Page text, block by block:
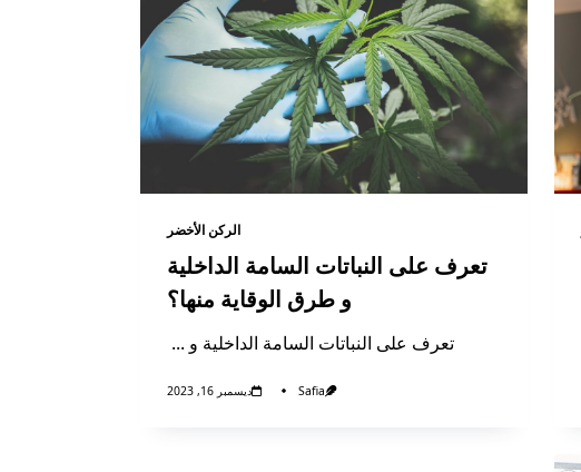
الركن الأخضر
تعرف على النباتات السامة الداخلية
و طرق الوقاية منها؟
تعرف على النباتات السامة الداخلية و ...
Safia ديسمبر 16, 2023